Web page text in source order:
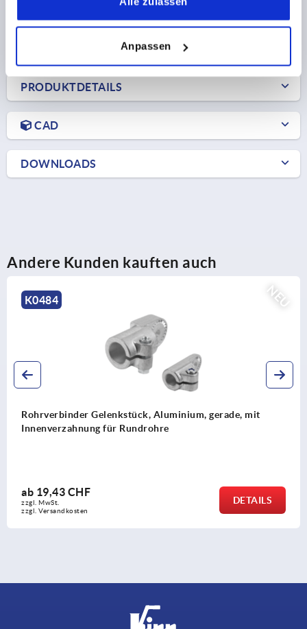
Anpassen
zzgl. MwSt.
DETAILS
PRODUKTDETAILS
CAD
DOWNLOADS
Andere Kunden kauften auch
Aluminium, gerade, mit
Rohrverbinder
ab
zzgl. MwSt.
zzgl. Versandkosten